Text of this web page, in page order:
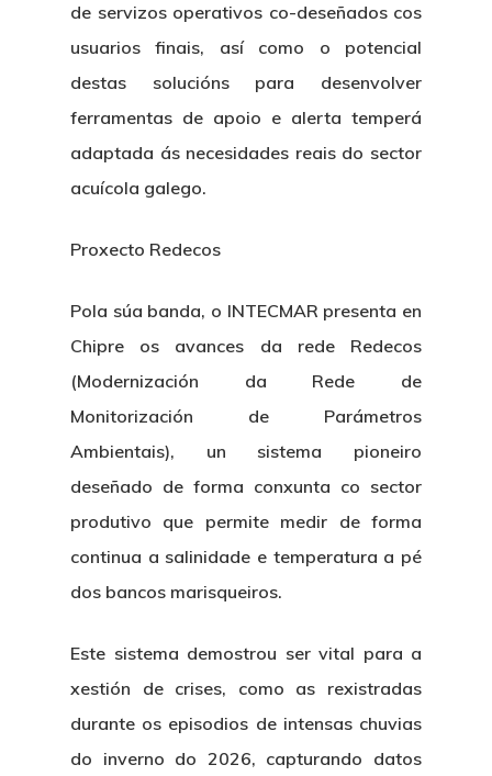
de servizos operativos co-deseñados cos
usuarios finais, así como o potencial
destas solucións para desenvolver
ferramentas de apoio e alerta temperá
adaptada ás necesidades reais do sector
acuícola galego.
Proxecto Redecos
Pola súa banda, o INTECMAR presenta en
Chipre os avances da rede Redecos
(Modernización da Rede de
Monitorización de Parámetros
Ambientais), un sistema pioneiro
deseñado de forma conxunta co sector
produtivo que permite medir de forma
continua a salinidade e temperatura a pé
dos bancos marisqueiros.
Este sistema demostrou ser vital para a
xestión de crises, como as rexistradas
durante os episodios de intensas chuvias
do inverno do 2026, capturando datos
Organización
Directorio De Personal
Novedades
Proyectos